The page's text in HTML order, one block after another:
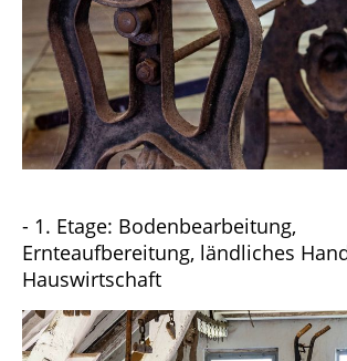
- 1. Etage: Bodenbearbeitung,
Ernteaufbereitung, ländliches
Hauswirtschaft